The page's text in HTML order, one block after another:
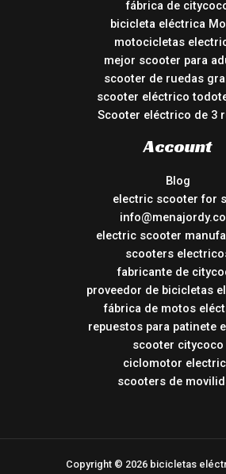
fábrica de
bicicleta eléctrica
motocicletas
mejor scooter para
scooter de ruedas
scooter eléctrico
Scooter eléctrico de 3
Account
Blog
electric scooter for
electric scooter
scooters
fabricante de
proveedor de bicicletas
fábrica de motos
repuestos para patinete
scooter citycoco
ciclomotor
scooters de
Copyright © 2026 bicicletas